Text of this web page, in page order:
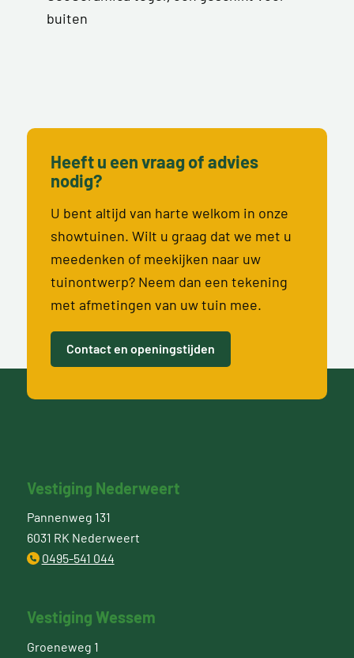
buiten
Heeft u een vraag of advies
nodig?
U bent altijd van harte welkom in onze
showtuinen. Wilt u graag dat we met u
meedenken of meekijken naar uw
tuinontwerp? Neem dan een tekening
met afmetingen van uw tuin mee.
Contact en openingstijden
Vestiging Nederweert
Pannenweg 131
6031 RK Nederweert
0495-541 044
Vestiging Wessem
Groeneweg 1